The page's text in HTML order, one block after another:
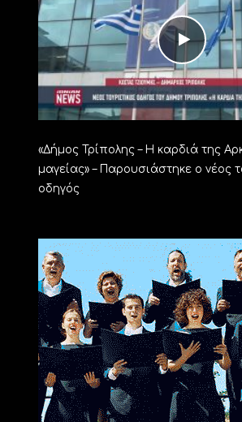
«Δήμος Τρίπολης – Η καρδιά της
μαγείας» – Παρουσιάστηκε ο νέος
οδηγός